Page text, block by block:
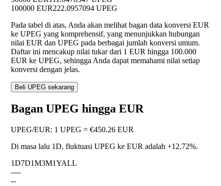
100000 EUR222.0957094 UPEG
Pada tabel di atas, Anda akan melihat bagan data konversi EUR
ke UPEG yang komprehensif, yang menunjukkan hubungan
nilai EUR dan UPEG pada berbagai jumlah konversi umum.
Daftar ini mencakup nilai tukar dari 1 EUR hingga 100.000
EUR ke UPEG, sehingga Anda dapat memahami nilai setiap
konversi dengan jelas.
Beli UPEG sekarang
Bagan UPEG hingga EUR
UPEG/EUR: 1 UPEG = €450.26 EUR
Di masa lalu 1D, fluktuasi UPEG ke EUR adalah +12.72%.
1D7D1M3M1YALL
----
--